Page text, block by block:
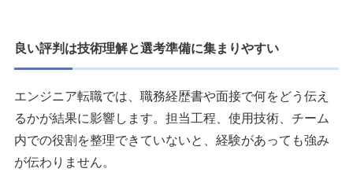
良い評判は技術理解と選考準備に集まりやすい
エンジニア転職では、職務経歴書や面接で何をどう伝え
るかが結果に影響します。担当工程、使用技術、チーム
内での役割を整理できていないと、経験があっても強み
が伝わりません。